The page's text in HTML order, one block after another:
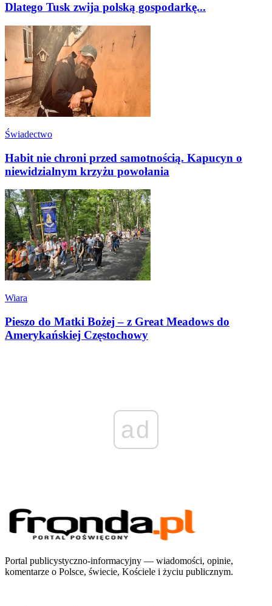
Dlatego Tusk zwija polską gospodarkę...
Świadectwo
Habit nie chroni przed samotnością. Kapucyn o
niewidzialnym krzyżu powołania
Wiara
Pieszo do Matki Bożej – z Great Meadows do
Amerykańskiej Częstochowy
ad
Portal publicystyczno-informacyjny — wiadomości, opinie,
komentarze o Polsce, świecie, Kościele i życiu publicznym.